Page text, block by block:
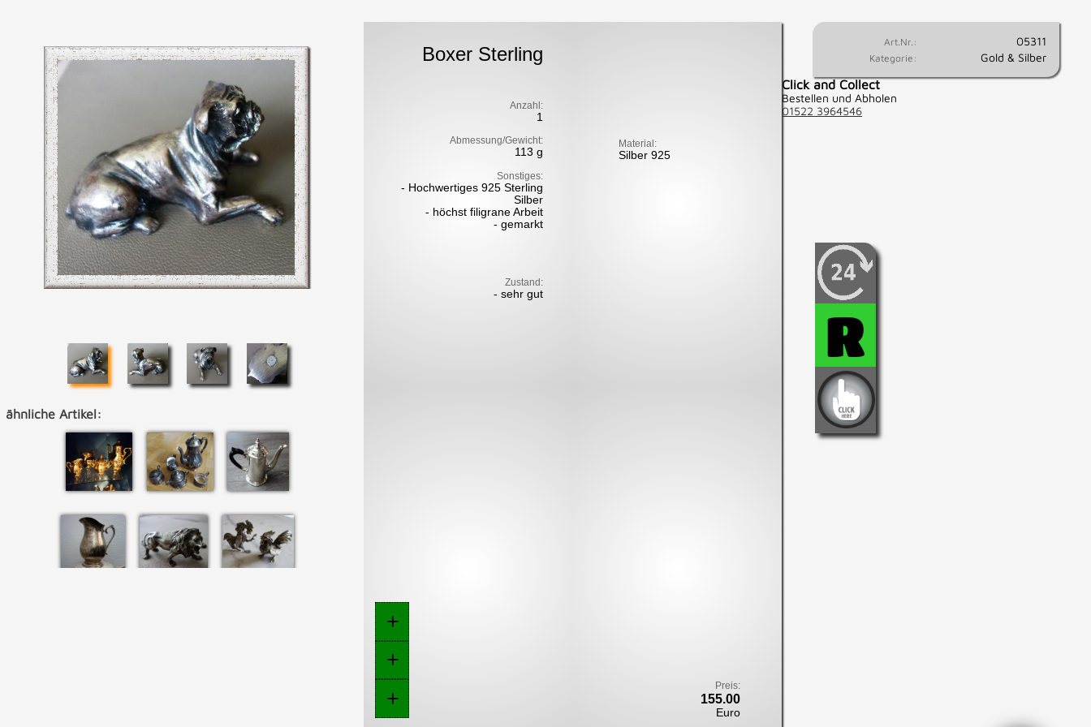
ähnliche Artikel:
Boxer Sterling
Anzahl:
1
Abmessung/Gewicht:
113 g
Sonstiges:
- Hochwertiges 925 Sterling
Silber
- höchst filigrane Arbeit
- gemarkt
Zustand:
- sehr gut
+
+
+
Material:
Silber 925
Preis:
155.00
Euro
Art.Nr.: 05311
Kategorie: Gold & Silber
Click and Collect
Bestellen und Abholen
01522 3964546
R